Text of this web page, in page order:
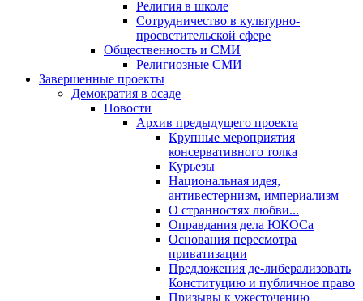
Религия в школе
Сотрудничество в культурно-
просветительской сфере
Общественность и СМИ
Религиозные СМИ
Завершенные проекты
Демократия в осаде
Новости
Архив предыдущего проекта
Крупные мероприятия
консервативного толка
Курьезы
Национальная идея,
антивестернизм, империализм
О странностях любви...
Оправдания дела ЮКОСа
Основания пересмотра
приватизации
Предложения де-либерализовать
Конституцию и публичное право
Призывы к ужесточению